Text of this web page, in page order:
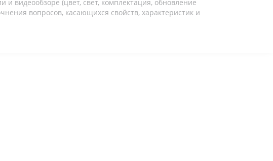
видеообзоре (цвет, свет, комплектация, обновление
вопросов, касающихся свойств, характеристик и